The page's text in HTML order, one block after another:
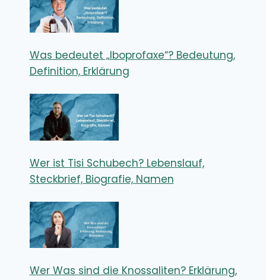
Was bedeutet „Iboprofaxe“? Bedeutung,
Definition, Erklärung
Wer ist Tisi Schubech? Lebenslauf,
Steckbrief, Biografie, Namen
Wer Was sind die Knossaliten? Erklärung,